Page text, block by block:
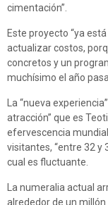
cimentación”.
Este proyecto “ya
actualizar costos,
concretos y un
muchísimo el año
La “nueva
atracción” que es
efervescencia
visitantes, “entre 32 y
cual es fluctuante.
La numeralia actual
alrededor de un